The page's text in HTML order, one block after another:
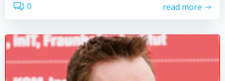
0 read more